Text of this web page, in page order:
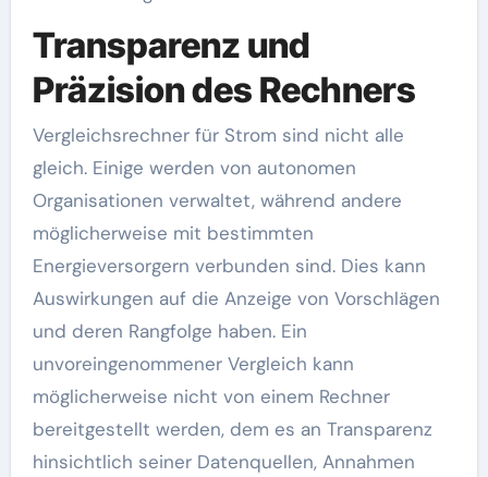
Transparenz und
Präzision des Rechners
Vergleichsrechner für Strom sind nicht alle
gleich. Einige werden von autonomen
Organisationen verwaltet, während andere
möglicherweise mit bestimmten
Energieversorgern verbunden sind. Dies kann
Auswirkungen auf die Anzeige von Vorschlägen
und deren Rangfolge haben. Ein
unvoreingenommener Vergleich kann
möglicherweise nicht von einem Rechner
bereitgestellt werden, dem es an Transparenz
hinsichtlich seiner Datenquellen, Annahmen